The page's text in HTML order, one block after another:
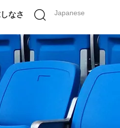
Japanese
なさ